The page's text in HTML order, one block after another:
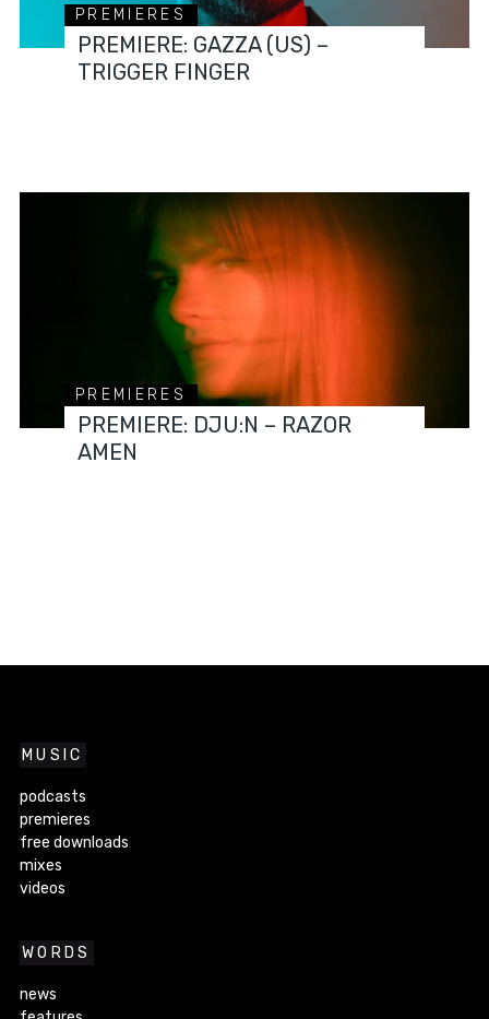
PREMIERES
PREMIERE: GAZZA (US) –
TRIGGER FINGER
PREMIERES
PREMIERE: DJU:N – RAZOR
AMEN
MUSIC
podcasts
premieres
free downloads
mixes
videos
WORDS
news